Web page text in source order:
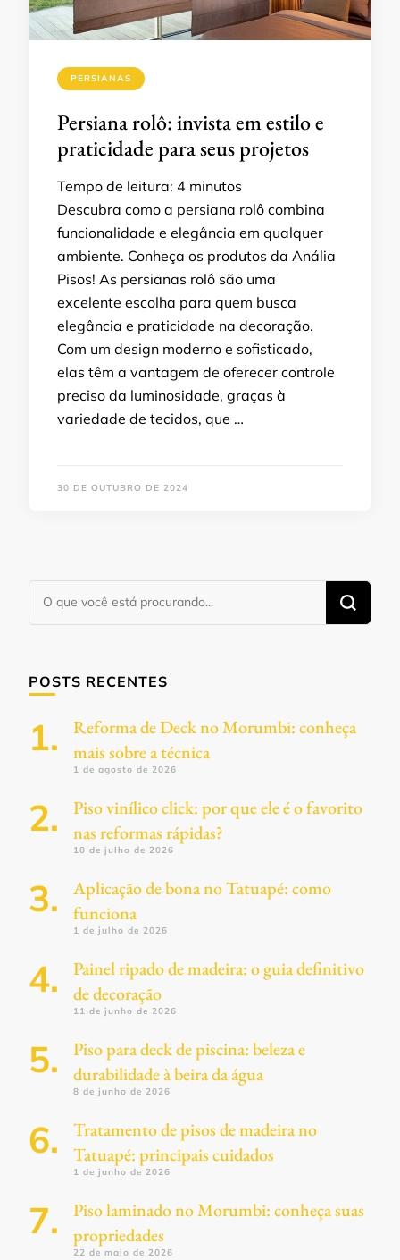
PERSIANAS
Persiana rolô: invista em estilo e
praticidade para seus projetos
Tempo de leitura: 4 minutos
Descubra como a persiana rolô combina
funcionalidade e elegância em qualquer
ambiente. Conheça os produtos da Anália
Pisos! As persianas rolô são uma
excelente escolha para quem busca
elegância e praticidade na decoração.
Com um design moderno e sofisticado,
elas têm a vantagem de oferecer controle
preciso da luminosidade, graças à
variedade de tecidos, que …
30 DE OUTUBRO DE 2024
Procurando
algo?
POSTS RECENTES
Reforma de Deck no Morumbi: conheça
mais sobre a técnica
1 de agosto de 2026
Piso vinílico click: por que ele é o favorito
nas reformas rápidas?
10 de julho de 2026
Aplicação de bona no Tatuapé: como
funciona
1 de julho de 2026
Painel ripado de madeira: o guia definitivo
de decoração
11 de junho de 2026
Piso para deck de piscina: beleza e
durabilidade à beira da água
8 de junho de 2026
Tratamento de pisos de madeira no
Tatuapé: principais cuidados
1 de junho de 2026
Piso laminado no Morumbi: conheça suas
propriedades
22 de maio de 2026